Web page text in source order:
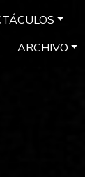
ARCHIVO